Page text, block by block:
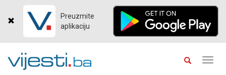
Preuzmite
aplikaciju